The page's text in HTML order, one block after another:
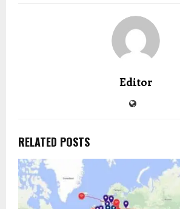
Editor
RELATED POSTS